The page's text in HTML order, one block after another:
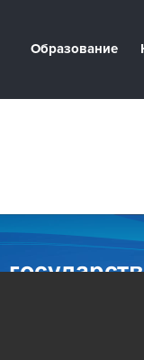
Образование